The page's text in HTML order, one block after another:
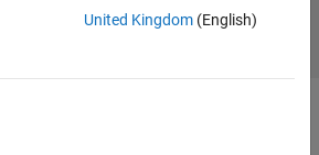
United Kingdom(English)